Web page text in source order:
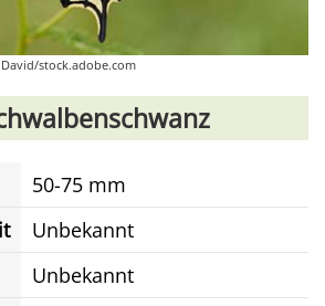
stock.adobe.com
50-75 mm
Unbekannt
Unbekannt